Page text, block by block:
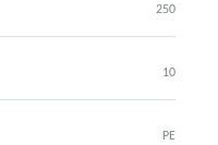
250
10
PE